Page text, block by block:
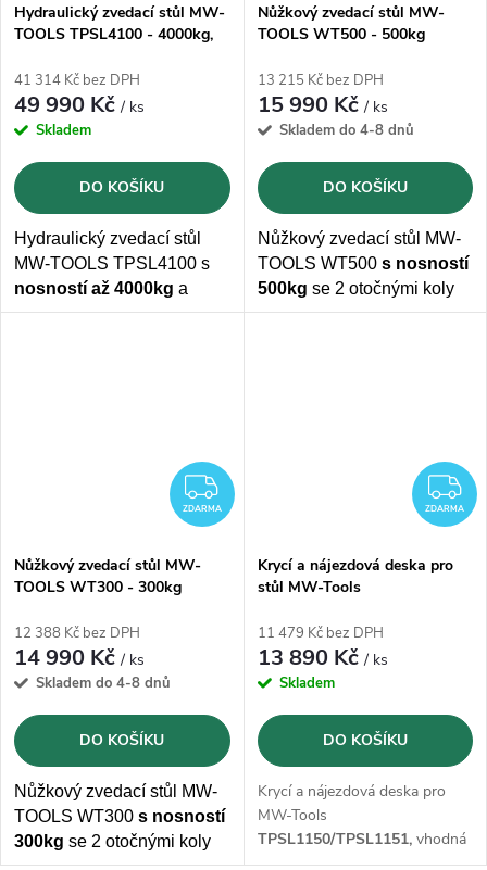
Hydraulický zvedací stůl MW-
TOOLS TPSL4100 - 4000kg,
41 314 Kč bez DPH
49 990 Kč/ ks
Skladem
DO KOŠÍKU
Hydraulický zvedací stůl
MW-TOOLS TPSL4100 s
nosností až 4000kg a
výškou zvedání 1050mm
Nůžkový zvedací stůl MW-
TOOLS WT500 - 500kg
13 215 Kč bez DPH
15 990 Kč/ ks
Skladem do 4-8 dnů
DO KOŠÍKU
Nůžkový zvedací stůl MW-
TOOLS WT500 s nosností
500kg se 2 otočnými koly
ZDARMA
ZDARMA
Nůžkový zvedací stůl MW-
TOOLS WT300 - 300kg
12 388 Kč bez DPH
14 990 Kč/ ks
Skladem do 4-8 dnů
DO KOŠÍKU
Nůžkový zvedací stůl MW-
TOOLS WT300 s nosností
300kg se 2 otočnými koly
ZDARMA
Krycí a nájezdová deska pro
stůl MW-Tools
11 479 Kč bez DPH
13 890 Kč/ ks
Skladem
DO KOŠÍKU
Krycí a nájezdová deska pro
MW-Tools
TPSL1150/TPSL1151, vhodná
pro utěsnění nůžkových